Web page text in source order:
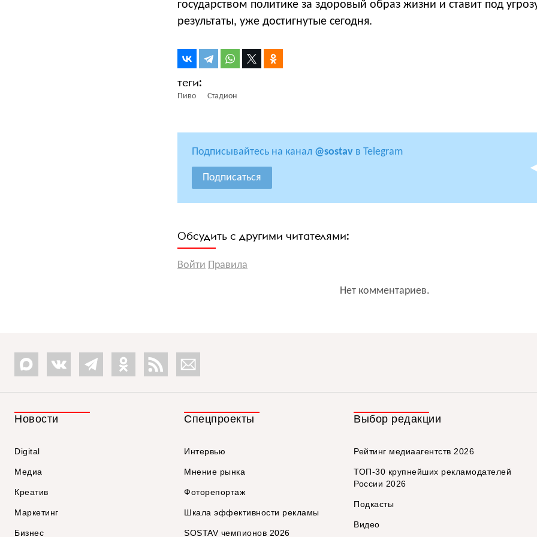
государством политике за здоровый образ жизни и ставит под
результаты, уже достигнутые сегодня.
Пиво Стадион
Подписывайтесь на канал @sostav в Telegram
Подписаться
Обсудить с другими читателями:
Войти Правила
Нет комментариев.
Новости
Digital
Медиа
Креатив
Маркетинг
Бизнес
Спецпроекты
Интервью
Мнение рынка
Фоторепортаж
Шкала эффективности рекламы
SOSTAV чемпионов 2026
Выбор редакции
Рейтинг медиаагентств 2026
ТОП-30 крупнейших рекламодателей
России 2026
Подкасты
Видео